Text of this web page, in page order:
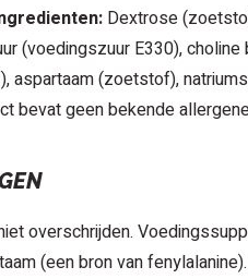
Dextrose
(voedingszuur E330), choline
aspartaam (zoetstof),
bevat geen bekende
overschrijden.
(een bron van